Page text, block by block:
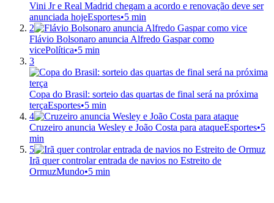
Vini Jr e Real Madrid chegam a acordo e renovação deve ser
anunciada hojeEsportes•5 min
2
Flávio Bolsonaro anuncia Alfredo Gaspar como
vicePolítica•5 min
3
Copa do Brasil: sorteio das quartas de final será na próxima
terçaEsportes•5 min
4
Cruzeiro anuncia Wesley e João Costa para ataqueEsportes•5
min
5
Irã quer controlar entrada de navios no Estreito de
OrmuzMundo•5 min